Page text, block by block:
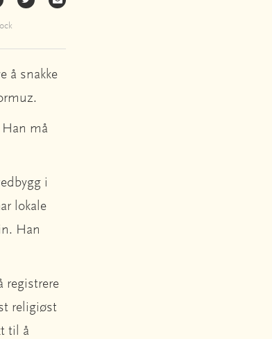
å snakke
må
i
lokale
Han
registrere
religiøst
til å